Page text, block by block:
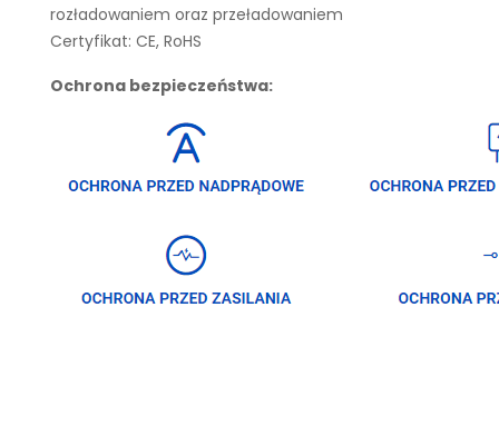
rozładowaniem oraz przeładowaniem
Certyfikat: CE, RoHS
Ochrona bezpieczeństwa: